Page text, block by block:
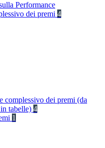
Performance
dei premi 4
complessivo dei premi (da
tabelle) 4
1